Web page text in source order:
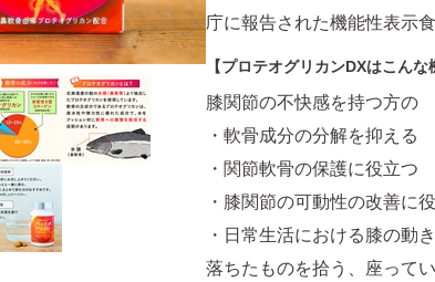
庁に報告された機能性表示食
【プロテオグリカンDXはこん
膝関節の不快感を持つ方の
・軟骨成分の分解を抑える
・関節軟骨の保護に役立つ
・膝関節の可動性の改善に
・日常生活における膝の動
落ちたものを拾う、座って